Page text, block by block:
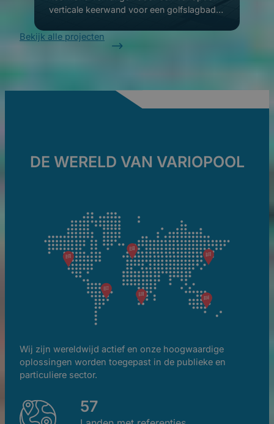
verticale keerwand voor een golfslagbad in
Bekijk alle projecten
DE WERELD VAN VARIOPOOL
Wij zijn wereldwijd actief en onze hoogwaardige
oplossingen worden toegepast in de publieke en
particuliere sector.
57